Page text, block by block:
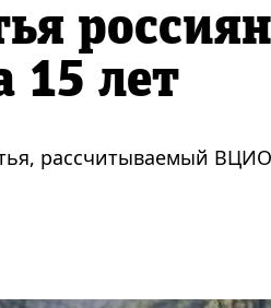
15 лет
рассчитываемый